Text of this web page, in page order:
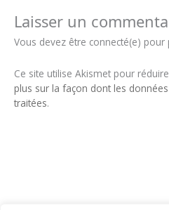
Laisser un
Vous devez être connecté(e)
Ce site utilise Akismet pour
plus sur la façon dont les
traitées.